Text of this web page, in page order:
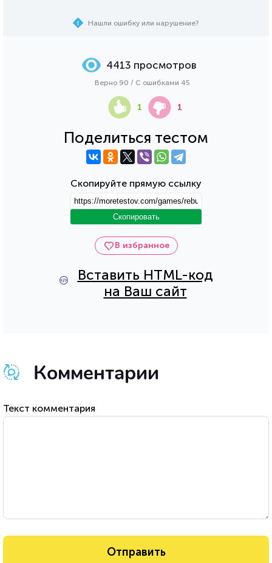
Нашли ошибку или нарушение?
В избранное
Вставить HTML-код
на Ваш сайт
Поделиться тестом
Скопируйте прямую ссылку
Скопировать
4413 просмотров
Верно 90 / С ошибками 45
1 1
Комментарии
Текст комментария